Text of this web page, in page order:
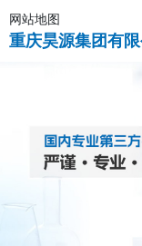
网站地图
重庆昊源集团有限